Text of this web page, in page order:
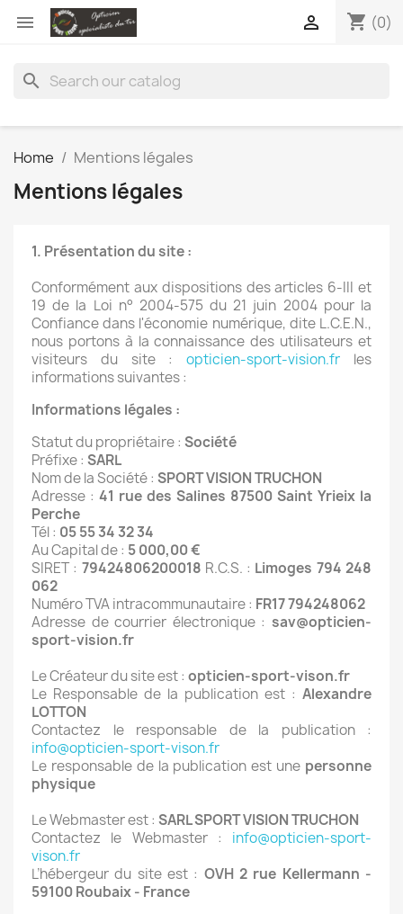
 shopping_cart (0)

search
Home Mentions légales
Mentions légales
1. Présentation du site :
Conformément aux dispositions des articles 6-III et
19 de la Loi n° 2004-575 du 21 juin 2004 pour la
Confiance dans l'économie numérique, dite L.C.E.N.,
nous portons à la connaissance des utilisateurs et
visiteurs du site :opticien-sport-vision.fr les
informations suivantes :
Informations légales :
Statut du propriétaire : Société
Préfixe : SARL
Nom de la Société : SPORT VISION TRUCHON
Adresse : 41 rue des Salines 87500 Saint Yrieix la
Perche
Tél : 05 55 34 32 34
Au Capital de : 5 000,00 €
SIRET : 79424806200018 R.C.S. : Limoges 794 248
062
Numéro TVA intracommunautaire : FR17 794248062
Adresse de courrier électronique : sav@opticien-
sport-vision.fr
Le Créateur du site est : opticien-sport-vison.fr
Le Responsable de la publication est : Alexandre
LOTTON
Contactez le responsable de la publication :
info@opticien-sport-vison.fr
Le responsable de la publication est une personne
physique
Le Webmaster est : SARL SPORT VISION TRUCHON
Contactez le Webmaster :
info@opticien-sport-
vison.fr
L’hébergeur du site est : OVH 2 rue Kellermann -
59100 Roubaix - France